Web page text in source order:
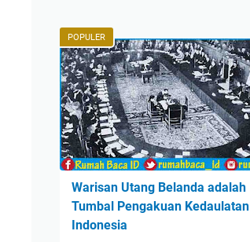
POPULER
Warisan Utang Belanda adalah
Tumbal Pengakuan Kedaulatan
Indonesia